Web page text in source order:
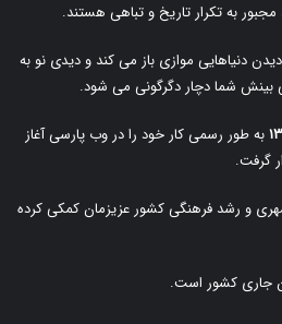
به تکرار تاریخ و تباهی هستند.
دنیاهایی موازی باز می کند و دیدی نو به
شما دچار دگرگونی می شود.
به طور رسمی کار خود را در وب پارسی آغاز
گرفت.
و رشد فرهنگی کشور عزیزمان کمکی کرده
جاری کشور است.